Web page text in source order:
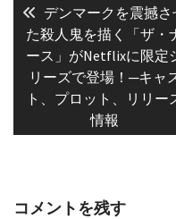
稿
ナ
ビ
Previous
post:
デンマークを震撼さ
た殺人鬼を描く「ザ・
ース」がNetflixに限定
リーズで登場！─キャ
ト、プロット、リリー
情報
コメントを残す